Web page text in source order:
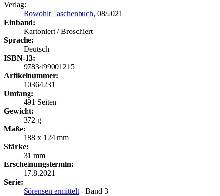
Verlag:
Rowohlt Taschenbuch, 08/2021
Einband:
Kartoniert / Broschiert
Sprache:
Deutsch
ISBN-13:
9783499001215
Artikelnummer:
10364231
Umfang:
491 Seiten
Gewicht:
372 g
Maße:
188 x 124 mm
Stärke:
31 mm
Erscheinungstermin:
17.8.2021
Serie:
Sörensen ermittelt- Band 3